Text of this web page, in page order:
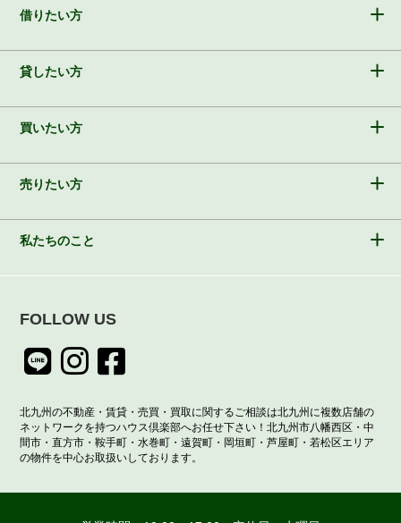
借りたい方
貸したい方
買いたい方
売りたい方
私たちのこと
FOLLOW US
北九州の不動産・賃貸・売買・買取に関するご相談は北九州に複数店舗の
ネットワークを持つハウス倶楽部へお任せ下さい！北九州市八幡西区・中
間市・直方市・鞍手町・水巻町・遠賀町・岡垣町・芦屋町・若松区エリア
の物件を中心お取扱いしております。